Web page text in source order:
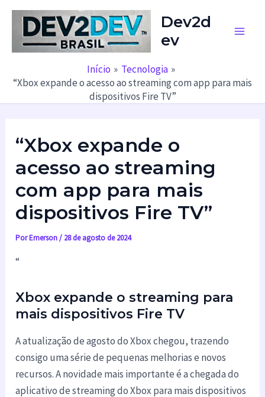
Dev2d
ev
Início
Tecnologia
“Xbox expande o acesso ao streaming com app para mais
dispositivos Fire TV”
“Xbox expande o
acesso ao streaming
com app para mais
dispositivos Fire TV”
PorEmerson/ 28 de agosto de 2024
“
Xbox expande o streaming para
mais dispositivos Fire TV
A atualização de agosto do Xbox chegou, trazendo
consigo uma série de pequenas melhorias e novos
recursos. A novidade mais importante é a chegada do
aplicativo de streaming do Xbox para mais dispositivos